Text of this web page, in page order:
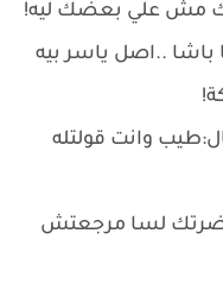
مش علي بعضك ليه!
..اصل ياسر بيه
وانت قولتله
لسا مرجعتش